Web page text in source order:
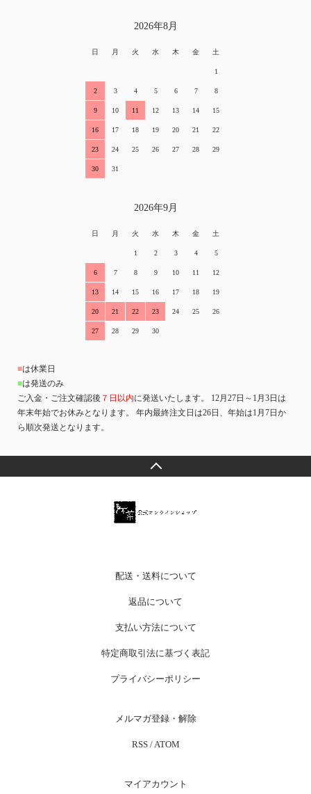
2026年8月
日 月 火 水 木 金 土
1
2 3 4 5 6 7 8
9 10 11 12 13 14 15
16 17 18 19 20 21 22
23 24 25 26 27 28 29
30 31
2026年9月
日 月 火 水 木 金 土
1 2 3 4 5
6 7 8 9 10 11 12
13 14 15 16 17 18 19
20 21 22 23 24 25 26
27 28 29 30
■は休業日
■は発送のみ
ご入金・ご注文確認後 ７日以内に発送いたします。 12月27日～1月3日は
年末年始でお休みとなります。 年内最終注文日は26日、年始は1月7日か
ら順次発送となります。
配送・送料について
返品について
支払い方法について
特定商取引法に基づく表記
プライバシーポリシー
メルマガ登録・解除
RSS/ ATOM
マイアカウント